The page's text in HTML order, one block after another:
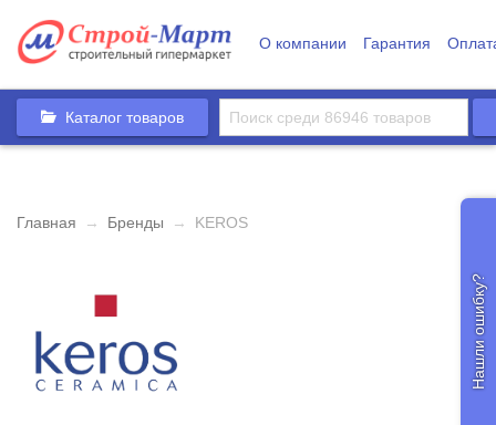
О компании Гарантия
Каталог товаров
Главная → Бренды → KEROS
Нашли ошибку?